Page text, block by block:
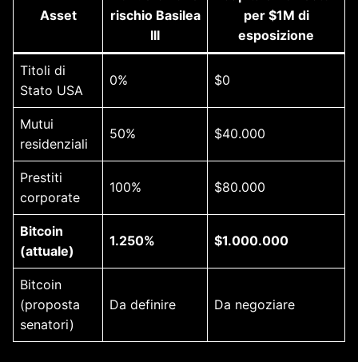
Asset
rischio Basilea
III
per $1M di
esposizione
Titoli di
Stato USA
0% $0
Mutui
residenziali
50% $40.000
Prestiti
corporate
100% $80.000
Bitcoin
(attuale)
1.250% $1.000.000
Bitcoin
(proposta
senatori)
Da definire Da negoziare